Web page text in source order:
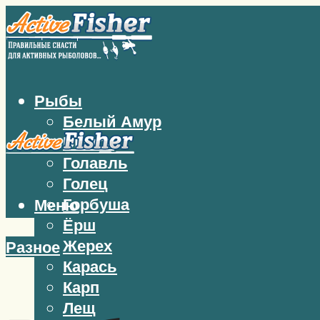
Рыбы
Белый Амур
Бычок
Голавль
Голец
Горбуша
Ёрш
Жерех
Карась
Карп
Лещ
Меню
Разное